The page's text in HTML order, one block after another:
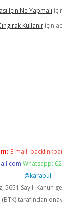
Için Ne Yapmalı
Kullanır için
E-mail:
Whatsapp:
@karabul
5651 Sayılı Kanun
tarafından